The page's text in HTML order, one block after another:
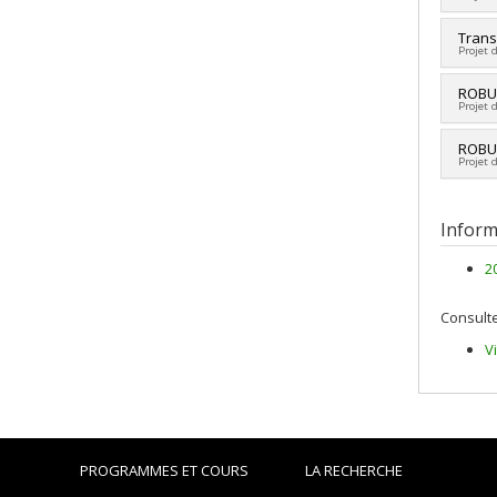
Projet
Projet
Projet
PROGRAMMES ET COURS LA RECHERCHE